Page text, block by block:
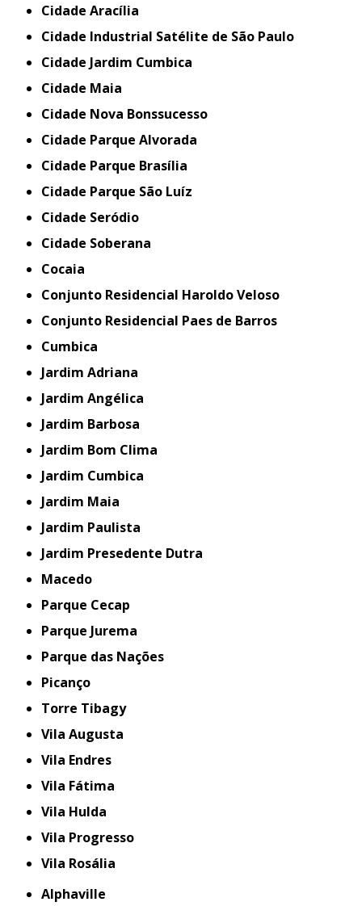
Cidade Aracília
Cidade Industrial Satélite de São Paulo
Cidade Jardim Cumbica
Cidade Maia
Cidade Nova Bonssucesso
Cidade Parque Alvorada
Cidade Parque Brasília
Cidade Parque São Luíz
Cidade Seródio
Cidade Soberana
Cocaia
Conjunto Residencial Haroldo Veloso
Conjunto Residencial Paes de Barros
Cumbica
Jardim Adriana
Jardim Angélica
Jardim Barbosa
Jardim Bom Clima
Jardim Cumbica
Jardim Maia
Jardim Paulista
Jardim Presedente Dutra
Macedo
Parque Cecap
Parque Jurema
Parque das Nações
Picanço
Torre Tibagy
Vila Augusta
Vila Endres
Vila Fátima
Vila Hulda
Vila Progresso
Vila Rosália
Alphaville